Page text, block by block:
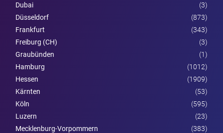
Dubai
(3)
Düsseldorf
(873)
Frankfurt
(343)
Freiburg (CH)
(3)
Graubünden
(1)
Hamburg
(1012)
Hessen
(1909)
Kärnten
(53)
Köln
(595)
Luzern
(23)
Mecklenburg-Vorpommern
(383)